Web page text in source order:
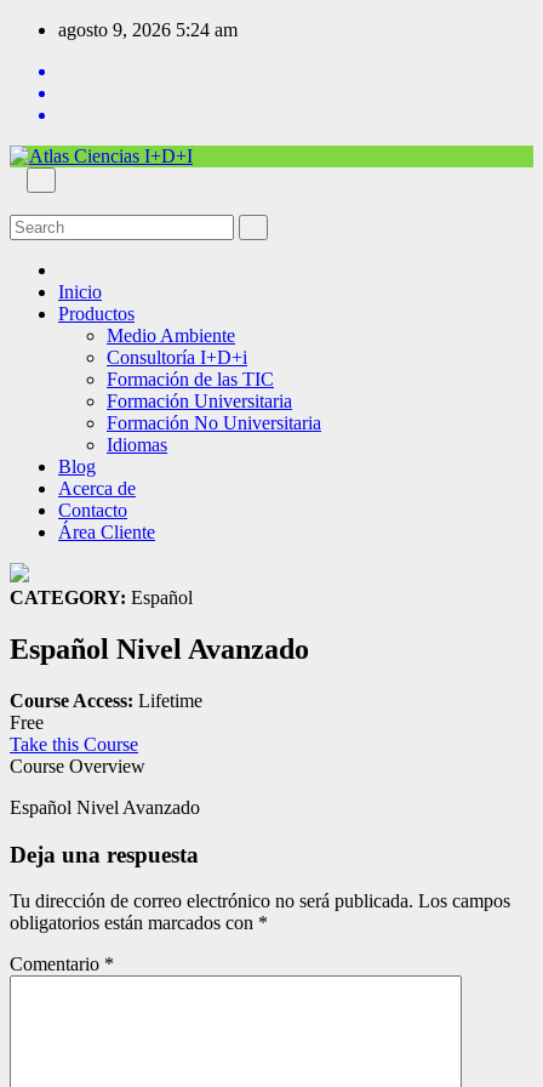
agosto 9, 2026 5:24 am
Inicio
Productos
Medio Ambiente
Consultoría I+D+i
Formación de las TIC
Formación Universitaria
Formación No Universitaria
Idiomas
Blog
Acerca de
Contacto
Área Cliente
CATEGORY: Español
Español Nivel Avanzado
Course Access: Lifetime
Free
Take this Course
Course Overview
Español Nivel Avanzado
Deja una respuesta
Tu dirección de correo electrónico no será publicada. Los campos
obligatorios están marcados con *
Comentario *